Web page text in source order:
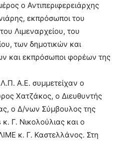
ο Αντιπεριφερειάρχης
εκπρόσωποι του
Λιμεναρχείου, του
των δημοτικών και
και εκπρόσωποι φορέων της
Α.Ε. συμμετείχαν ο
Χατζάκος, ο Διευθυντής
ο Δ/νων Σύμβουλος της
Γ. Nικολούλιας και ο
κ. Γ. Καστελλάνος. Στη